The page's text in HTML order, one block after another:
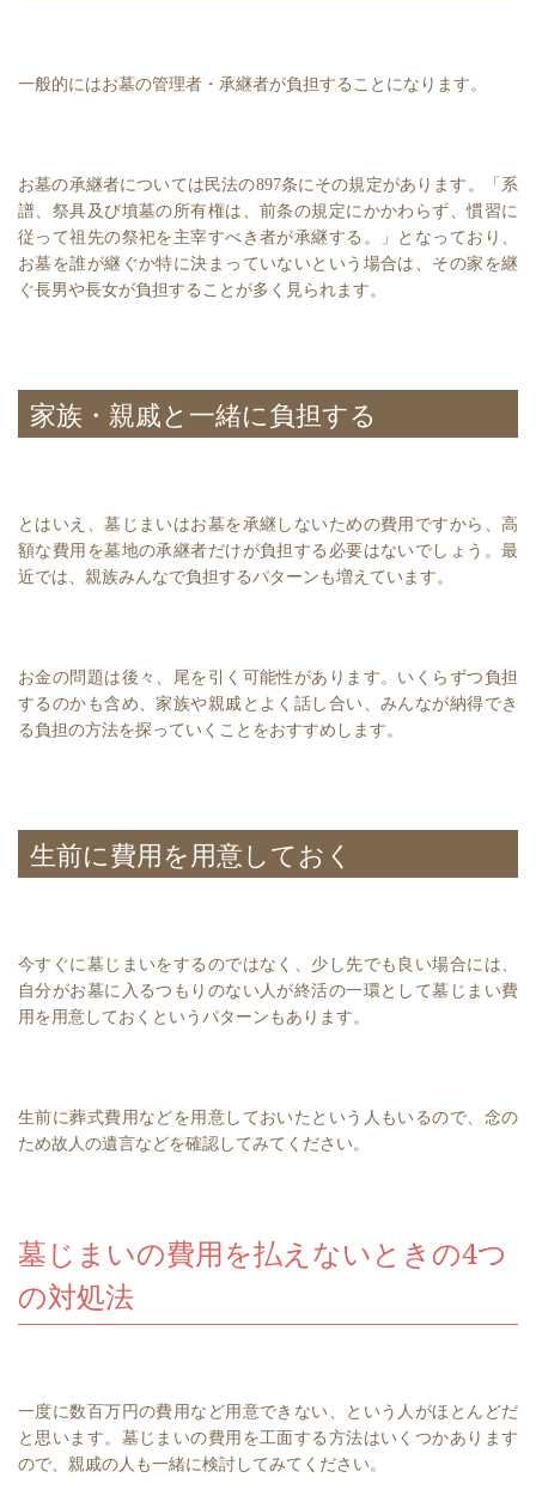
一般的にはお墓の管理者・承継者が負担することになります。
お墓の承継者については民法の897条にその規定があります。「系
譜、祭具及び墳墓の所有権は、前条の規定にかかわらず、慣習に
従って祖先の祭祀を主宰すべき者が承継する。」となっており、
お墓を誰が継ぐか特に決まっていないという場合は、その家を継
ぐ長男や長女が負担することが多く見られます。
家族・親戚と一緒に負担する
とはいえ、墓じまいはお墓を承継しないための費用ですから、高
額な費用を墓地の承継者だけが負担する必要はないでしょう。最
近では、親族みんなで負担するパターンも増えています。
お金の問題は後々、尾を引く可能性があります。いくらずつ負担
するのかも含め、家族や親戚とよく話し合い、みんなが納得でき
る負担の方法を探っていくことをおすすめします。
生前に費用を用意しておく
今すぐに墓じまいをするのではなく、少し先でも良い場合には、
自分がお墓に入るつもりのない人が終活の一環として墓じまい費
用を用意しておくというパターンもあります。
生前に葬式費用などを用意しておいたという人もいるので、念の
ため故人の遺言などを確認してみてください。
墓じまいの費用を払えないときの4つ
の対処法
一度に数百万円の費用など用意できない、という人がほとんどだ
と思います。墓じまいの費用を工面する方法はいくつかあります
ので、親戚の人も一緒に検討してみてください。